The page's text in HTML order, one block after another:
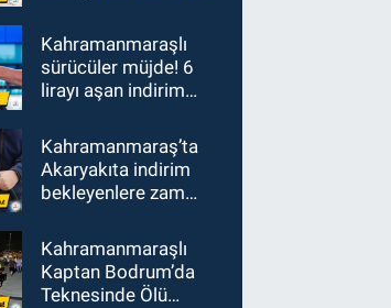
Kahramanmaraşlı
sürücüler müjde! 6
lirayı aşan indirim
Kahramanmaraş’ta
Akaryakıta indirim
bekleyenlere zam
Kahramanmaraşlı
Kaptan Bodrum’da
Teknesinde Ölü